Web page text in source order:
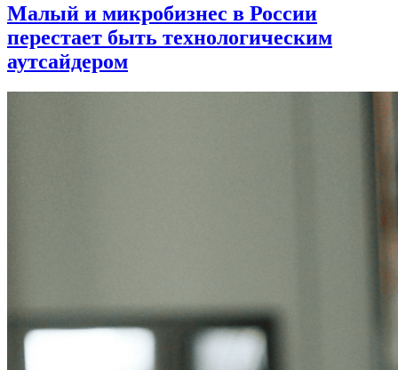
Малый и микробизнес в России
перестает быть технологическим
аутсайдером